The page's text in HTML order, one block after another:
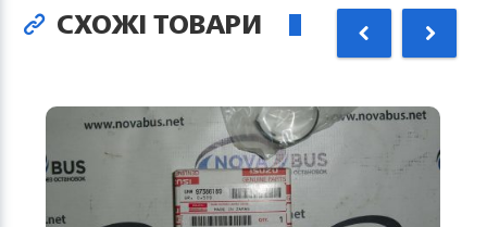
СХОЖІ ТОВАРИ